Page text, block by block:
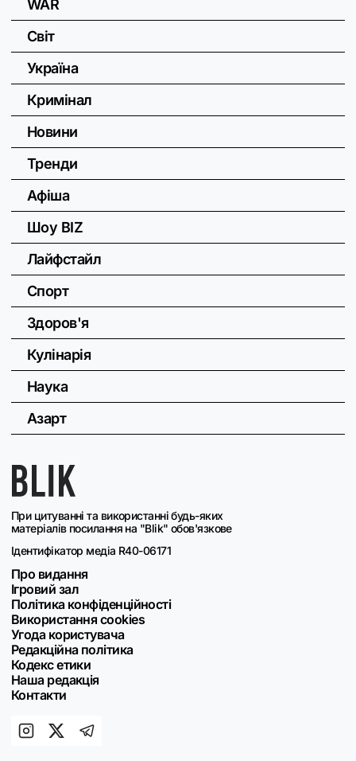
При цитуванні та використанні будь-яких
матеріалів посилання на "Blik" обов'язкове
Ідентифікатор медіа R40-06171
Про видання
Ігровий зал
Політика конфіденційності
Використання cookies
Угода користувача
Редакційна політика
Кодекс етики
Наша редакція
Контакти
WAR
Світ
Україна
Кримінал
Новини
Тренди
Афіша
Шоу BIZ
Лайфстайл
Спорт
Здоров'я
Кулінарія
Наука
Азарт